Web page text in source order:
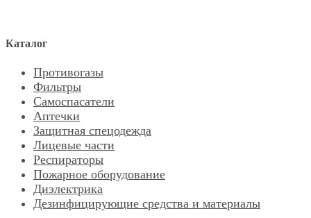
Каталог
Противогазы
Фильтры
Самоспасатели
Аптечки
Защитная спецодежда
Лицевые части
Респираторы
Пожарное оборудование
Диэлектрика
Дезинфицирующие средства и материалы